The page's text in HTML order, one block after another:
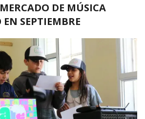
DE MÚSICA
SEPTIEMBRE